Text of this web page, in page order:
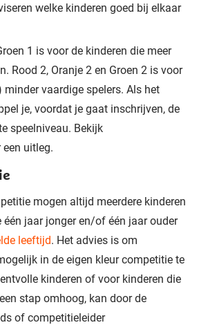
welke kinderen goed bij elkaar
1 is voor de kinderen die meer
Rood 2, Oranje 2 en Groen 2 is voor
minder vaardige spelers. Als het
je, voordat je gaat inschrijven, de
speelniveau. Bekijk
een uitleg.
mogen altijd meerdere kinderen
jaar jonger en/of één jaar ouder
leeftijd. Het advies is om
in de eigen kleur competitie te
kinderen of voor kinderen die
stap omhoog, kan door de
of competitieleider